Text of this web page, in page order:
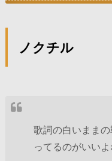
ノクチル
歌詞の白いまま
ってるのがいいよ